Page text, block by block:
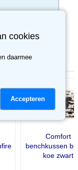
Comfort
benchkussen
koe zwart
cookies
daarmee
Accepteren